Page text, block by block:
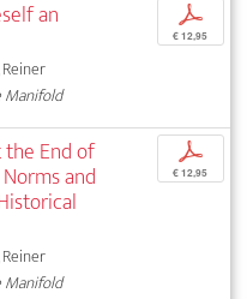
an
Manifold
p
€ 12,95
the End of
and
Manifold
p
€ 12,95